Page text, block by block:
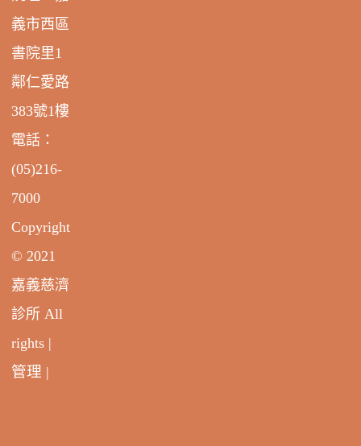
義市西區
書院里1
鄰仁愛路
383號1樓
電話：
(05)216-
7000
Copyright
© 2021
嘉義慈濟
診所 All
rights |
管理 |